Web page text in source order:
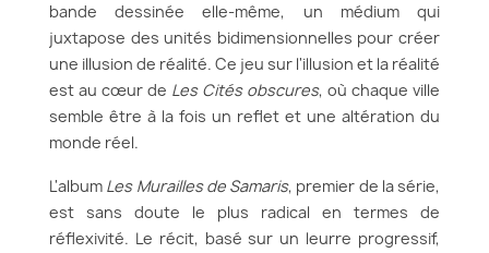
bande dessinée elle-même, un médium qui
juxtapose des unités bidimensionnelles pour créer
une illusion de réalité. Ce jeu sur l'illusion et la réalité
est au cœur de Les Cités obscures, où chaque ville
semble être à la fois un reflet et une altération du
monde réel.
L'album Les Murailles de Samaris, premier de la série,
est sans doute le plus radical en termes de
réflexivité. Le récit, basé sur un leurre progressif,